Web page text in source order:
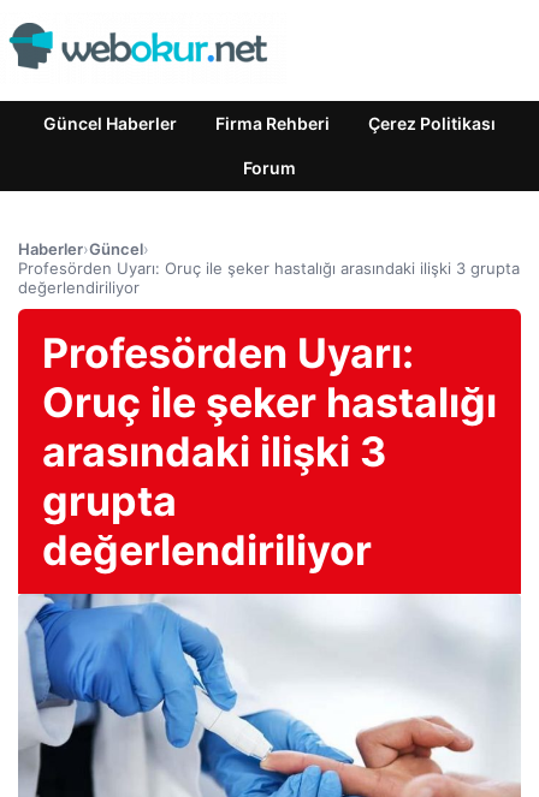
Güncel Haberler Firma Rehberi Çerez Politikası
Forum
Haberler›Güncel›
Profesörden Uyarı: Oruç ile şeker hastalığı arasındaki ilişki 3 grupta
değerlendiriliyor
Profesörden Uyarı:
Oruç ile şeker hastalığı
arasındaki ilişki 3
grupta
değerlendiriliyor